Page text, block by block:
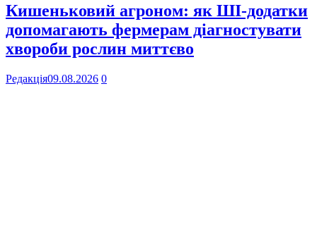
Кишеньковий агроном: як ШІ-додатки
допомагають фермерам діагностувати
хвороби рослин миттєво
Редакція09.08.2026 0